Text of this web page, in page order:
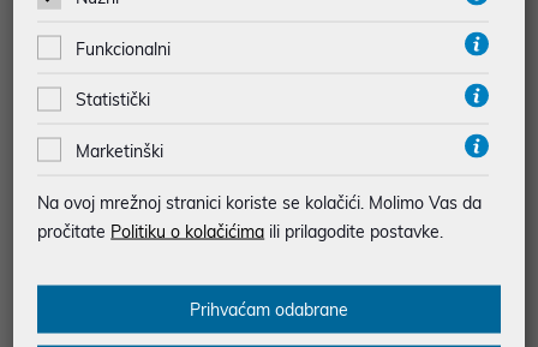
Elit kuhalo inox RETRO 1.7R
25,90 €
Dodatnih -5%
Elit kuhalo COOLTOUCH 1.7WH
Funkcionalni
Statistički
Marketinški
Na ovoj mrežnoj stranici koriste se kolačići. Molimo Vas da
pročitate Politiku o kolačićima ili prilagodite postavke.
Prihvaćam odabrane